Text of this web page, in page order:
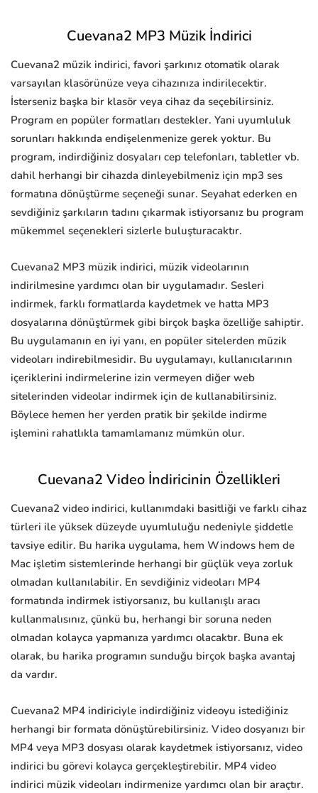
Cuevana2 MP3 Müzik İndirici
Cuevana2 müzik indirici, favori şarkınız otomatik olarak
varsayılan klasörünüze veya cihazınıza indirilecektir.
İsterseniz başka bir klasör veya cihaz da seçebilirsiniz.
Program en popüler formatları destekler. Yani uyumluluk
sorunları hakkında endişelenmenize gerek yoktur. Bu
program, indirdiğiniz dosyaları cep telefonları, tabletler vb.
dahil herhangi bir cihazda dinleyebilmeniz için mp3 ses
formatına dönüştürme seçeneği sunar. Seyahat ederken en
sevdiğiniz şarkıların tadını çıkarmak istiyorsanız bu program
mükemmel seçenekleri sizlerle buluşturacaktır.
Cuevana2 MP3 müzik indirici, müzik videolarının
indirilmesine yardımcı olan bir uygulamadır. Sesleri
indirmek, farklı formatlarda kaydetmek ve hatta MP3
dosyalarına dönüştürmek gibi birçok başka özelliğe sahiptir.
Bu uygulamanın en iyi yanı, en popüler sitelerden müzik
videoları indirebilmesidir. Bu uygulamayı, kullanıcılarının
içeriklerini indirmelerine izin vermeyen diğer web
sitelerinden videolar indirmek için de kullanabilirsiniz.
Böylece hemen her yerden pratik bir şekilde indirme
işlemini rahatlıkla tamamlamanız mümkün olur.
Cuevana2 Video İndiricinin Özellikleri
Cuevana2 video indirici, kullanımdaki basitliği ve farklı cihaz
türleri ile yüksek düzeyde uyumluluğu nedeniyle şiddetle
tavsiye edilir. Bu harika uygulama, hem Windows hem de
Mac işletim sistemlerinde herhangi bir güçlük veya zorluk
olmadan kullanılabilir. En sevdiğiniz videoları MP4
formatında indirmek istiyorsanız, bu kullanışlı aracı
kullanmalısınız, çünkü bu, herhangi bir soruna neden
olmadan kolayca yapmanıza yardımcı olacaktır. Buna ek
olarak, bu harika programın sunduğu birçok başka avantaj
da vardır.
Cuevana2 MP4 indiriciyle indirdiğiniz videoyu istediğiniz
herhangi bir formata dönüştürebilirsiniz. Video dosyanızı bir
MP4 veya MP3 dosyası olarak kaydetmek istiyorsanız, video
indirici bu görevi kolayca gerçekleştirebilir. MP4 video
indirici müzik videoları indirmenize yardımcı olan bir araçtır.